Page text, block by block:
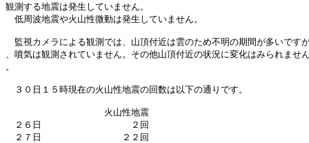
観測する地震は発生していません。
低周波地震や火山性微動は発生していません。
監視カメラによる観測では、山頂付近は雲のため不明の期間が多いです
、噴気は観測されていません。その他山頂付近の状況に変化はみられませ
。
３０日１５時現在の火山性地震の回数は以下の通りです。
火山性地震
２６日　　　　　　　　　　２回
２７日　　　　　　　　　２２回